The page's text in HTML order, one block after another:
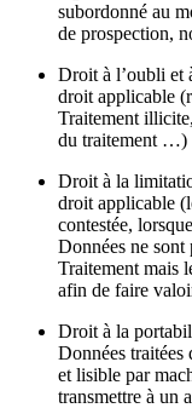
subordonné au
de prospection,
Droit à l’oubli et
droit applicable
Traitement
du traitement …)
Droit à la
droit applicable
contestée,
Données ne sont
Traitement mais
afin de faire
Droit à la
Données traitées
et lisible par
transmettre à un